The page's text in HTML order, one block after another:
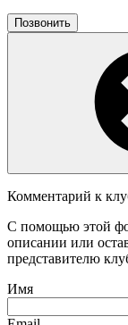
Позвонить
Комментарий к
С помощью этой
описании или
представителю
Имя